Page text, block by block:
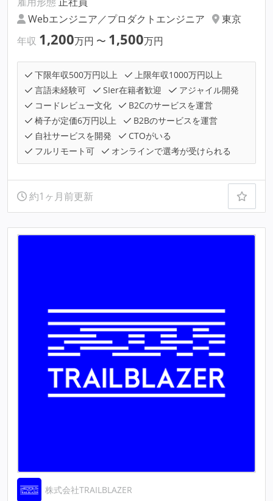
Webエンジニア／プロダクトエンジニア
東京
年収 1,200万円 〜 1,500万円
下限年収500万円以上
上限年収1000万円以上
言語未経験可
SIer在籍者歓迎
アジャイル開発
コードレビュー文化
B2Cのサービスを運営
椅子が定価6万円以上
B2Bのサービスを運営
自社サービスを開発
CTOがいる
フルリモート可
オンラインで選考が受けられる
約1ヶ月前更新
株式会社TRAILBLAZER